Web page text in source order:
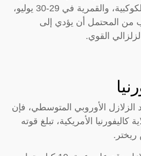
التقارب بين الهندسة الكوكبية، والقمرية في 29-30 يوليو،
من المحتمل أن يؤدي إلى
القوي.
الأوروبي المتوسطي، فإن
الأمريكية، تبلغ قوته